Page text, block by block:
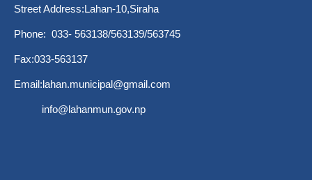
Street Address:Lahan-10,Siraha
Phone: 033- 563138/563139/563745
Fax:033-563137
Email:lahan.municipal@gmail.com
info@lahanmun.gov.np